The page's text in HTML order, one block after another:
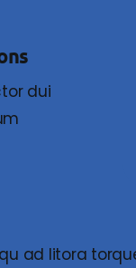
dui
ad litora